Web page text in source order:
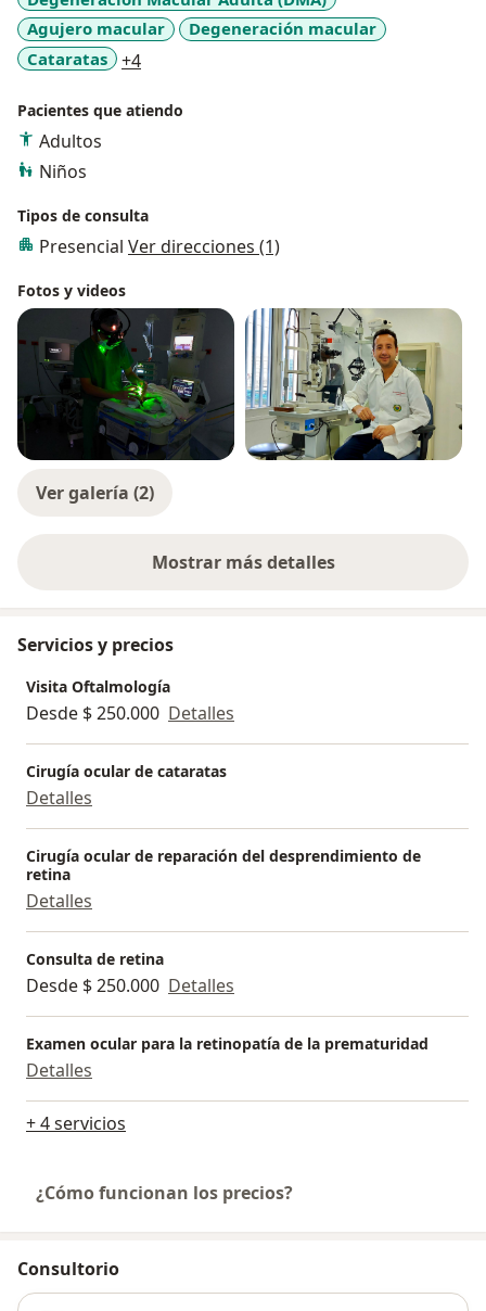
Universitaria Sanitas
Agujero macular
Degeneración macular
Cataratas
+4a11y_sr_more_diseases
Pacientes que atiendo
Adultos
Niños
Tipos de consulta
Presencial Ver direcciones (1)
Fotos y videos
Ver galería (2)
Mostrar más detalles
sobre la experiencia
Servicios y precios
Visita Oftalmología
Desde $ 250.000 Detalles
Cirugía ocular de cataratas
Detalles
Cirugía ocular de reparación del desprendimiento de
retina
Detalles
Consulta de retina
Desde $ 250.000 Detalles
Examen ocular para la retinopatía de la prematuridad
Detalles
+ 4 servicios
¿Cómo funcionan los precios?
Consultorio